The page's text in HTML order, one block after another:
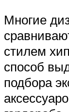
Многие
стилем
способ
подбора